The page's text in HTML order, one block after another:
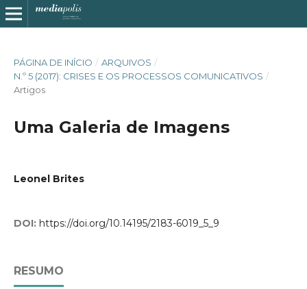
PÁGINA DE INÍCIO / ARQUIVOS /
N.º 5 (2017): CRISES E OS PROCESSOS COMUNICATIVOS /
Artigos
Uma Galeria de Imagens
Leonel Brites
DOI: https://doi.org/10.14195/2183-6019_5_9
RESUMO